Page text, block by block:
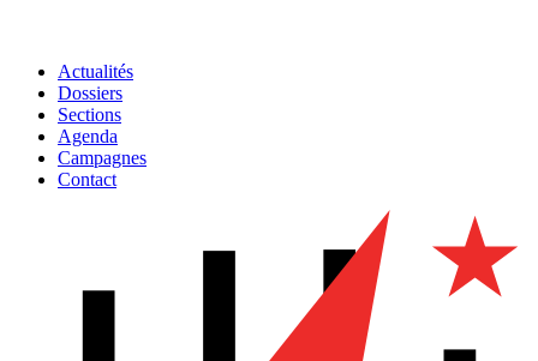
Actualités
Dossiers
Sections
Agenda
Campagnes
Contact